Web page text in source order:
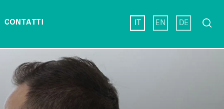
CONTATTI EN DE